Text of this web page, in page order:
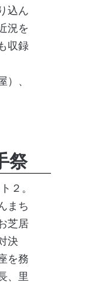
込ん
況を
収録
）、
祭
２。
まち
芝居
決
を務
、里